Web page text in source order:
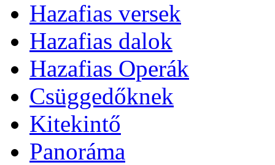
Hazafias versek
Hazafias dalok
Hazafias Operák
Csüggedőknek
Kitekintő
Panoráma